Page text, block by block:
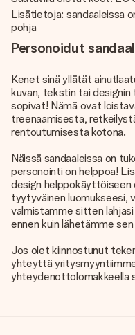
Lisätietoja: sandaaleissa
pohja
Personoidut
Kenet sinä yllätät
kuvan, tekstin tai
sopivat! Nämä ovat
treenaamisesta,
rentoutumisesta kotona.
Näissä sandaaleissa on
personointi on helppoa!
design
tyytyväinen luomukseesi,
valmistamme sitten lahjasi
ennen kuin lähetämme
Jos olet kiinnostunut
yhteyttä
yhteydenottolomakkeella